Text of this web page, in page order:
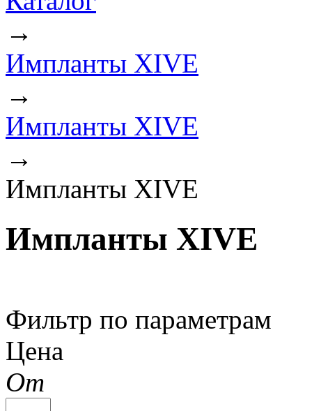
→
Импланты XIVE
→
Импланты XIVE
→
Импланты XIVE
Импланты XIVE
Фильтр по параметрам
Цена
От